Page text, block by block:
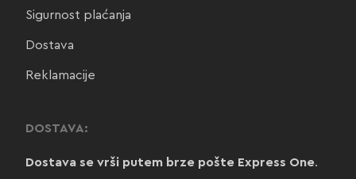
Sigurnost plaćanja
Dostava
Reklamacije
DOSTAVA:
Dostava se vrši putem brze pošte Express One.